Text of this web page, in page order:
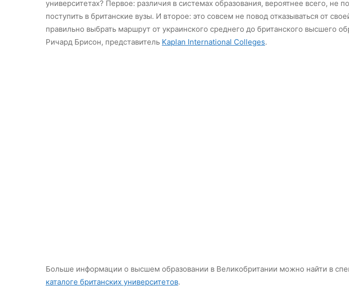
университетах? Первое: различия в системах образования, вероятнее всего, не
поступить в британские вузы. И второе: это совсем не повод отказываться от
правильно выбрать маршрут от украинского среднего до британского высшего
Ричард Брисон, представитель Kaplan International Colleges.
Больше информации о высшем образовании в Великобритании можно найти в
каталоге британских университетов.